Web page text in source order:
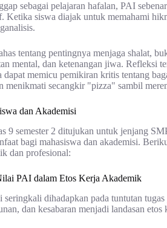
sebagai pelajaran hafalan, PAI
siswa diajak untuk memahami
tentang pentingnya menjaga shalat,
mental, dan ketenangan jiwa. Refleksi
dapat memicu pemikiran kritis tentang
menikmati secangkir "pizza" sambil
dan Akademisi
9 semester 2 ditujukan untuk jenjang
bagi mahasiswa dan akademisi.
dan profesional:
PAI dalam Etos Kerja Akademik
seringkali dihadapkan pada tuntutan
dan kesabaran menjadi landasan etos